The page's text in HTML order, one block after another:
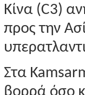
Κίνα (C3)
προς την
Στα